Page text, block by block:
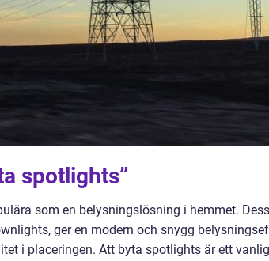
spotlights”
som en belysningslösning i hemmet.
ger en modern och snygg
i placeringen. Att byta spotlights är ett